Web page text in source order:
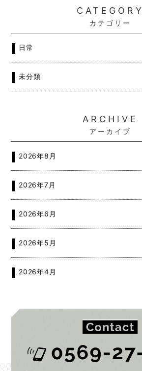
CATEGORY
カテゴリー
日常
未分類
ARCHIVE
アーカイブ
2026年8月
2026年7月
2026年6月
2026年5月
2026年4月
2025年12月